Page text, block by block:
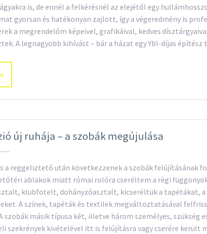
is, de ennél a felkérésnél az elejétől egy
gyorsan és hatékonyan zajlott, így a végeredmény is
a megrendelőm képeivel, grafikáival, kedves
A legnagyobb kihívást – bár a házat egy Ybl-díjas
új ruhája – a szobák megújulása
a reggeliztető után következzenek a szobák felújításának
ablakok miatt római rolóra cseréltem a régi
klubfotelt, dohányzóasztalt, kicseréltük a tapétákat, a
A színek, tapéták és textilek megváltoztatásával
szobák másik típusa két, illetve három személyes, szükség
szekrények kivételével itt is felújításra vagy cserére került